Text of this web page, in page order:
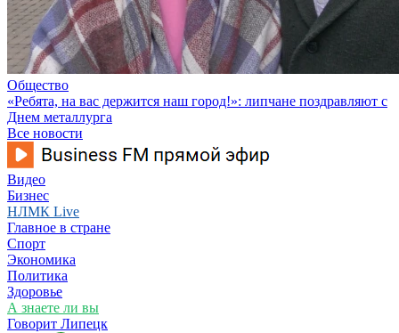
Общество
«Ребята, на вас держится наш город!»: липчане поздравляют с
Днем металлурга
Все новости
Видео
Бизнес
НЛМК Live
Главное в стране
Спорт
Экономика
Политика
Здоровье
А знаете ли вы
Говорит Липецк